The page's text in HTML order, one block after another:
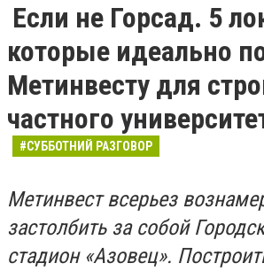
Если не Горсад. 5
которые идеально
Метинвесту для
частного
#СУББОТНИЙ РАЗГОВОР
Метинвест всерьез
застолбить за собой
стадион «Азовец».